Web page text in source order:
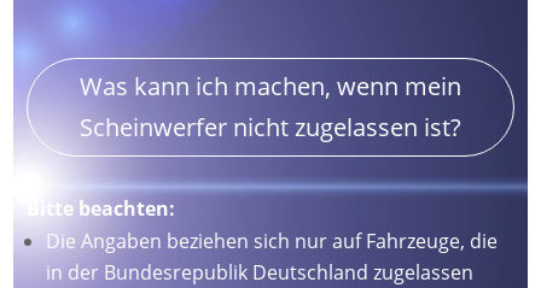
Was kann ich machen, wenn mein
Scheinwerfer nicht zugelassen ist?
Bitte beachten:
Die Angaben beziehen sich nur auf Fahrzeuge, die
in der Bundesrepublik Deutschland zugelassen